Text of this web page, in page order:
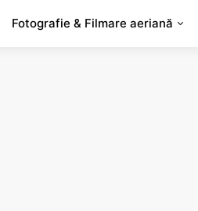
Fotografie & Filmare aeriană